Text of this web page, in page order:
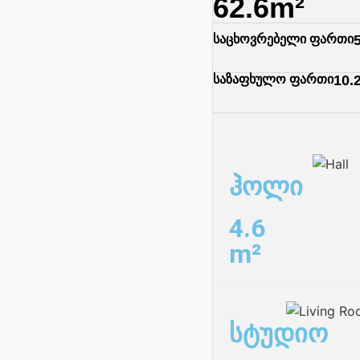
62.6m²
საცხოვრებელი ფართი
საზაფხულო ფართი
ჰოლი
4.6
m²
სტუდიო